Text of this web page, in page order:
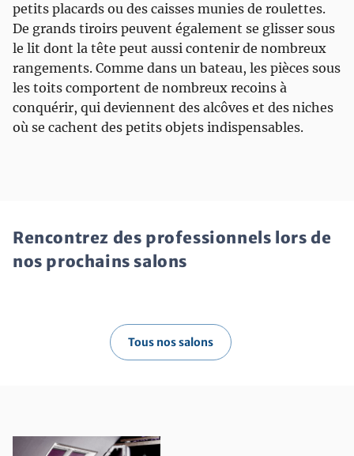
petits placards ou des caisses munies de roulettes.
De grands tiroirs peuvent également se glisser sous
le lit dont la tête peut aussi contenir de nombreux
rangements. Comme dans un bateau, les pièces sous
les toits comportent de nombreux recoins à
conquérir, qui deviennent des alcôves et des niches
où se cachent des petits objets indispensables.
Rencontrez des professionnels lors de
nos prochains salons
Tous nos salons